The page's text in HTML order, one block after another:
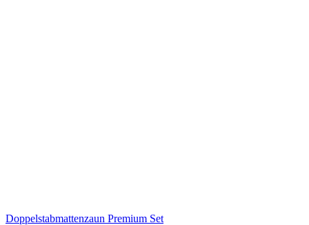
Doppelstabmattenzaun Premium Set